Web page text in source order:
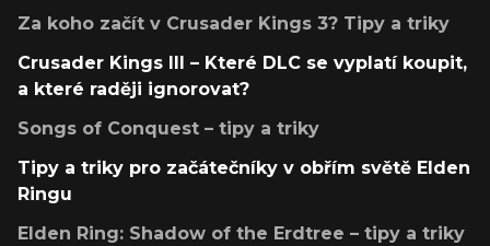
Za koho začít v Crusader Kings 3? Tipy a triky
Crusader Kings III – Které DLC se vyplatí koupit,
a které raději ignorovat?
Songs of Conquest – tipy a triky
Tipy a triky pro začátečníky v obřím světě Elden
Ringu
Elden Ring: Shadow of the Erdtree – tipy a triky